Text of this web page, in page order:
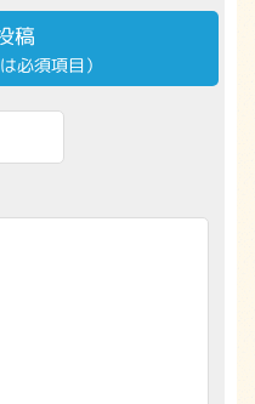
稿
必須項目）